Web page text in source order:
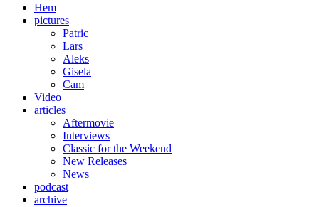
Hem
pictures
Patric
Lars
Aleks
Gisela
Cam
Video
articles
Aftermovie
Interviews
Classic for the Weekend
New Releases
News
podcast
archive